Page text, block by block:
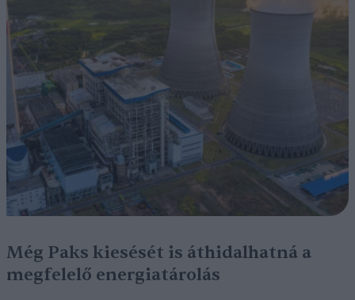
Még Paks kiesését is áthidalhatná a
megfelelő energiatárolás